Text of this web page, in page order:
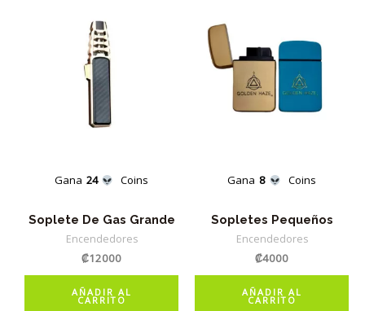
Gana 24 Coins
Soplete De Gas Grande
Encendedores
₡12000
AÑADIR AL
CARRITO
Gana 8 Coins
Sopletes Pequeños
Encendedores
₡4000
AÑADIR AL
CARRITO